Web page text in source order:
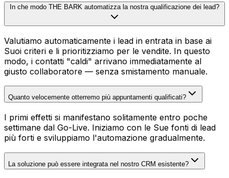
In che modo THE BARK automatizza la nostra qualificazione dei lead?
Valutiamo automaticamente i lead in entrata in base ai
Suoi criteri e li prioritizziamo per le vendite. In questo
modo, i contatti "caldi" arrivano immediatamente al
giusto collaboratore — senza smistamento manuale.
Quanto velocemente otterremo più appuntamenti qualificati?
I primi effetti si manifestano solitamente entro poche
settimane dal Go-Live. Iniziamo con le Sue fonti di lead
più forti e sviluppiamo l'automazione gradualmente.
La soluzione può essere integrata nel nostro CRM esistente?